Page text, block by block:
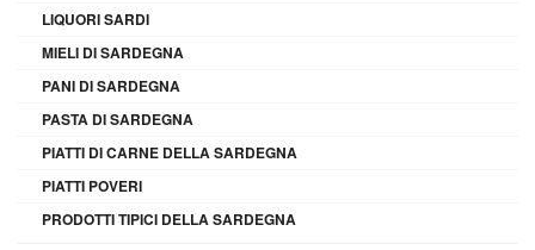
LIQUORI SARDI
MIELI DI SARDEGNA
PANI DI SARDEGNA
PASTA DI SARDEGNA
PIATTI DI CARNE DELLA SARDEGNA
PIATTI POVERI
PRODOTTI TIPICI DELLA SARDEGNA